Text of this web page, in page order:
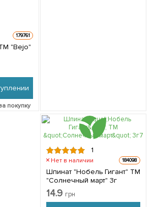
179761
"Bejo"
покупку
1
Нет в наличии 184098
Шпинат "Нобель Гигант" ТМ
"Солнечный март" 3г
14.9 грн